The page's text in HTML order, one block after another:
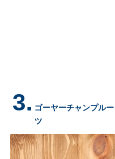
3. ゴーヤーチャンプル
ツ